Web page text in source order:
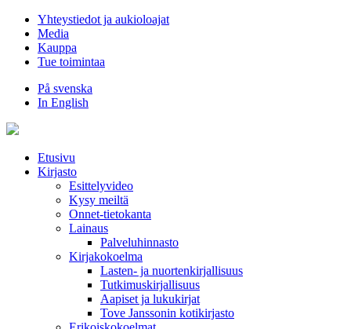
Hyppää
sisältöön
Yhteystiedot ja aukioloajat
Media
Kauppa
Tue toimintaa
På svenska
In English
Etusivu
Kirjasto
Esittelyvideo
Kysy meiltä
Onnet-tietokanta
Lainaus
Palveluhinnasto
Kirjakokoelma
Lasten- ja nuortenkirjallisuus
Tutkimuskirjallisuus
Aapiset ja lukukirjat
Tove Janssonin kotikirjasto